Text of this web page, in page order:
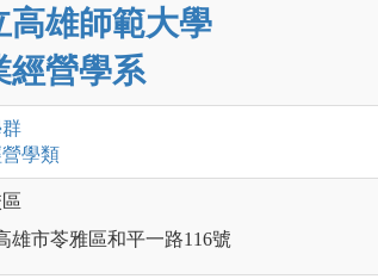
高雄師範大學
經營學系
學類
雄市苓雅區和平一路116號